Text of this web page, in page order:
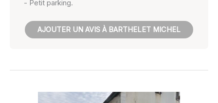
- Petit parking.
AJOUTER UN AVIS À BARTHELET MICHEL